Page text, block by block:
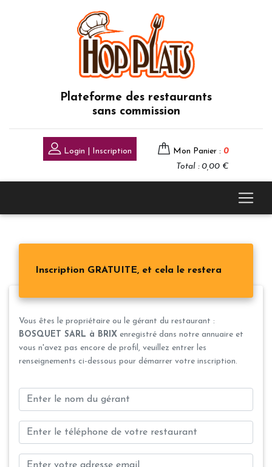
Plateforme des restaurants
sans commission
Login | Inscription Mon Panier : 0
Total : 0,00 €
Inscription GRATUITE, et cela le restera
Vous êtes le propriétaire ou le gérant du restaurant :
BOSQUET SARL à BRIX enregistré dans notre annuaire et
vous n'avez pas encore de profil, veuillez entrer les
renseignements ci-dessous pour démarrer votre inscription.